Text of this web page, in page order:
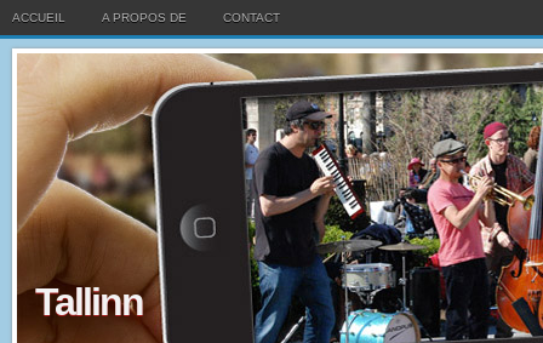
ACCUEIL A PROPOS DE CONTACT
Tallinn